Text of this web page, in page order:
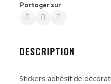
Partager sur
DESCRIPTION
Stickers adhésif de